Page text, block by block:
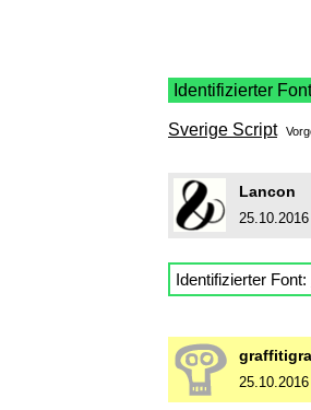
Identifizierter Font
Sverige Script
Lancon
Identifizierter Font: